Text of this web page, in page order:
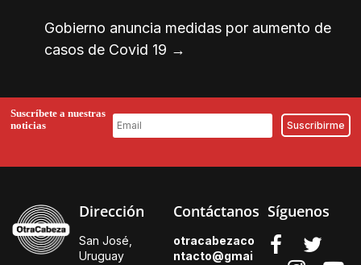
Gobierno anuncia medidas por aumento de
casos de Covid 19 →
Suscríbete a nuestras
noticias
Dirección
San José,
Uruguay
Contáctanos
otracabezaco
ntacto@gmai
Síguenos